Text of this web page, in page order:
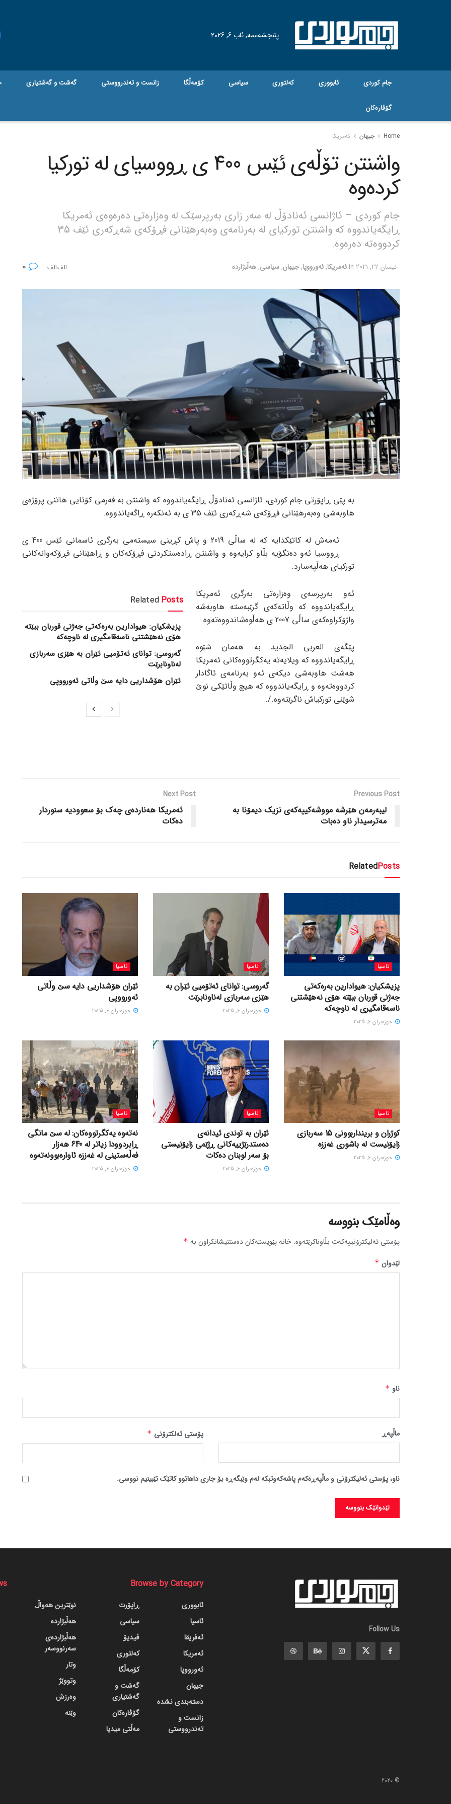
پێنجشەممە, ئاب 6, 2026
جام کوردی ئابووری کەلتوری سیاسی کۆمەڵگا زانست و تەندرووستی گه‌شت و گه‌شتیاری
گۆڤاره‌کان
Home جیهان ئەمریکا
واشنتن تۆڵەی ئێس 400 ی ڕووسیای لە تورکیا
کردەوە
جام کوردی – ئاژانسی ئەنادۆڵ لە سەر زاری بەرپرسێک لە وەزارەتی دەرەوەی ئەمریکا
ڕایگەیاندووە کە واشنتن تورکیای لە بەرنامەی وەبەرهێنانی فڕۆکەی شەڕکەری ئێف 35
کردووەتە دەرەوە.
نیسان 22, 2021 in ئەمریکا,ئەورووپا,جیهان,سیاسی,هەڵبژاردە
بە پێی ڕاپۆرتی جام کوردی، ئاژانسی ئەنادۆڵ ڕایگەیاندووە کە واشنتن بە فەرمی کۆتایی هاتنی پرۆژەی
هاوبەشی وەبەرهێنانی فڕۆکەی شەڕکەری ئێف 35 ی بە ئەنکەرە ڕاگەیاندووە.
ئەمەش لە کاتێکدایە کە لە ساڵی 2019 و پاش کڕینی سیستەمی بەرگری ئاسمانی ئێس 400 ی
ڕووسیا ئەو دەنگۆیە بڵاو کرایەوە و واشنتن ڕادەستکردنی فڕۆکەکان و ڕاهێنانی فڕۆکەوانەکانی
تورکیای هەڵپەسارد.
Related Posts
پزیشکیان: هیوادارین بەرەکەتی جەژنی قوربان ببێتە
هۆی نەهێشتنی ناسەقامگیری لە ناوچەکە
گەروسی: توانای ئەتۆمیی ئێران بە هێزی سەربازی
لەناونابرێت
ئێران هۆشداریی دایە سێ وڵاتی ئەورووپی
ئەو بەرپرسەی وەزارەتی بەرگری ئەمریکا
ڕایگەیاندووە کە وڵاتەکەی گرێبەستە هاوبەشە
واژۆکراوەکەی ساڵی 2007 ی هەڵوەشاندووەتەوە.
پێگەی العربی الجدید بە هەمان شێوە
ڕایگەیاندووە کە ویلایەتە یەکگرتووەکانی ئەمریکا
هەشت هاوبەشی دیکەی ئەو بەرنامەی ئاگادار
کردووەتەوە و ڕایگەیاندووە کە هیچ وڵاتێکی نوێ
شوێنی تورکیاش ناگرێتەوە./.
Previous Post
لیبەرمەن هێرشە مووشەکییەکەی نزیک دیمۆنا بە
مەترسیدار ناو دەبات
Next Post
ئەمریکا هەناردەی چەک بۆ سعوودیە سنوردار
دەکات
RelatedPosts
ئاسیا
پزیشکیان: هیوادارین بەرەکەتی
جەژنی قوربان ببێتە هۆی نەهێشتنی
ناسەقامگیری لە ناوچەکە
حوزه‌یران 6, 2025
ئاسیا
گەروسی: توانای ئەتۆمیی ئێران بە
هێزی سەربازی لەناونابرێت
حوزه‌یران 6, 2025
ئاسیا
ئێران هۆشداریی دایە سێ وڵاتی
ئەورووپی
حوزه‌یران 6, 2025
ئاسیا
کوژران و برینداربوونی 15 سەربازی
زایۆنیست لە باشوری غەززە
حوزه‌یران 6, 2025
ئاسیا
ئێران بە توندی ئیدانەی
دەستدرێژییەکانی ڕژێمی زایۆنیستی
بۆ سەر لوبنان دەکات
حوزه‌یران 6, 2025
ئاسیا
نەتەوە یەکگرتووەکان: لە سێ مانگی
ڕابردوودا زیاتر لە 640 هەزار
فەڵەستینی لە غەززە ئاوارەبوونەتەوە
حوزه‌یران 6, 2025
وەڵامێک بنووسە
پۆستی ئەلیکترۆنییەکەت بڵاوناکرێتەوە. خانە پێویستەکان دەستنیشانکراون بە *
لێدوان *
ناو *
پۆستی ئەلکترۆنی * ماڵپه‌ڕ
ناو، پۆستی ئەلیکترۆنی و ماڵپەڕەکەم پاشەکەوتبکە لەم وێبگەڕە بۆ جاری داهاتوو کاتێک تێبینیم نووسی.
Follow Us
Browse by Category
ئابووری
ئاسیا
ئەفریقا
ئەمریکا
ئەورووپا
جیهان
دسته‌بندی نشده
زانست و
تەندرووستی
ڕاپۆرت
سیاسی
ڤیدیۆ
کەلتوری
کۆمەڵگا
گه‌شت و
گه‌شتیاری
گۆڤاره‌کان
مەڵتی میدیا
نوێترین هەواڵ
هەڵبژاردە
هەڵبژاردەی
سەرنووسەر
وتار
وتووێژ
وەرزش
وێنە
© 2020